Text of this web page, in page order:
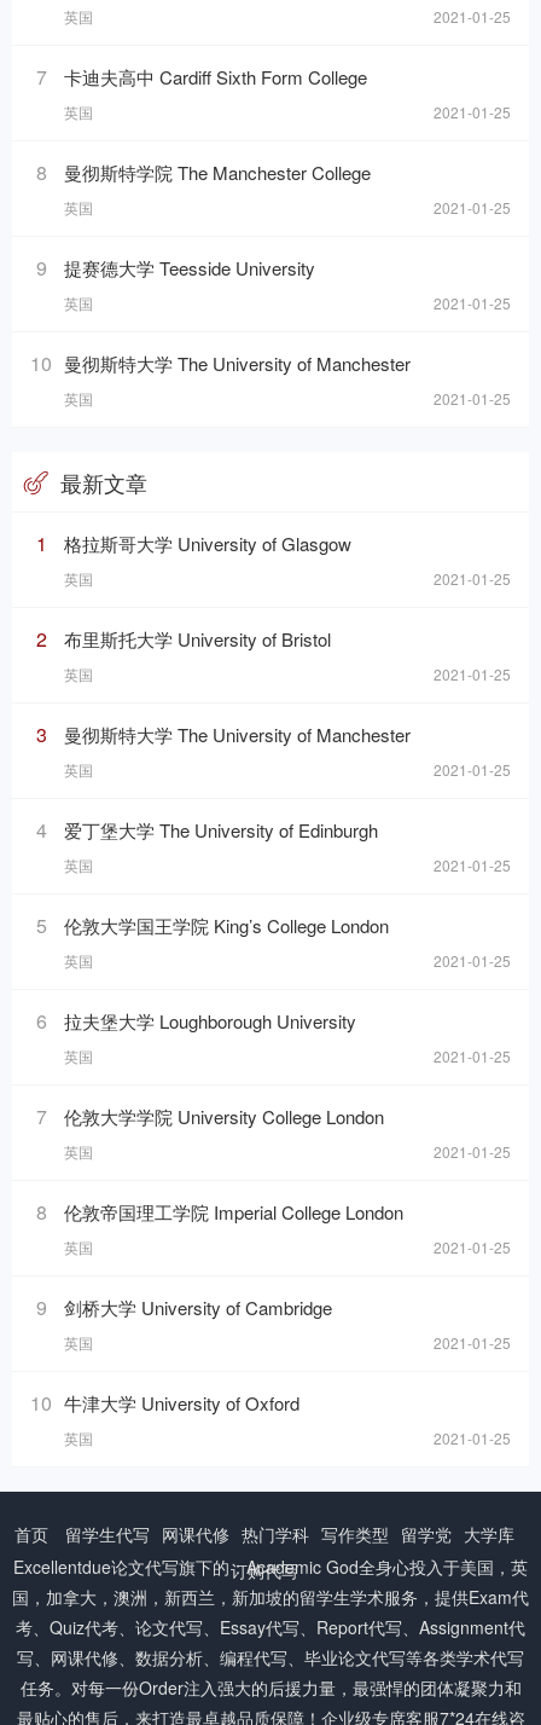
英国 2021-01-25
7 卡迪夫高中 Cardiff Sixth Form College
英国 2021-01-25
8 曼彻斯特学院 The Manchester College
英国 2021-01-25
9 提赛德大学 Teesside University
英国 2021-01-25
10 曼彻斯特大学 The University of Manchester
英国 2021-01-25
最新文章
1 格拉斯哥大学 University of Glasgow
英国 2021-01-25
2 布里斯托大学 University of Bristol
英国 2021-01-25
3 曼彻斯特大学 The University of Manchester
英国 2021-01-25
4 爱丁堡大学 The University of Edinburgh
英国 2021-01-25
5 伦敦大学国王学院 King’s College London
英国 2021-01-25
6 拉夫堡大学 Loughborough University
英国 2021-01-25
7 伦敦大学学院 University College London
英国 2021-01-25
8 伦敦帝国理工学院 Imperial College London
英国 2021-01-25
9 剑桥大学 University of Cambridge
英国 2021-01-25
10 牛津大学 University of Oxford
英国 2021-01-25
首页 留学生代写 网课代修 热门学科 写作类型 留学党 大学库
订购代写
Excellentdue论文代写旗下的：Academic God全身心投入于美国，英
国，加拿大，澳洲，新西兰，新加坡的留学生学术服务，提供Exam代
考、Quiz代考、论文代写、Essay代写、Report代写、Assignment代
写、网课代修、数据分析、编程代写、毕业论文代写等各类学术代写
任务。对每一份Order注入强大的后援力量，最强悍的团体凝聚力和
最贴心的售后，来打造最卓越品质保障！企业级专席客服7*24在线咨